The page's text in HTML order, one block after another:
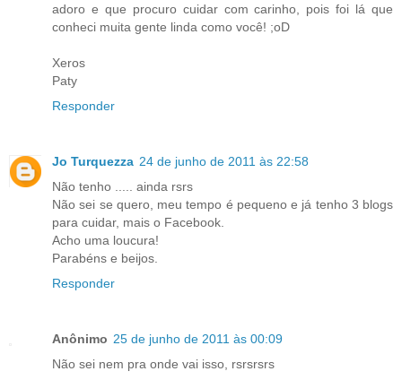
adoro e que procuro cuidar com carinho, pois foi lá que
conheci muita gente linda como você! ;oD
Xeros
Paty
Responder
Jo Turquezza 24 de junho de 2011 às 22:58
Não tenho ..... ainda rsrs
Não sei se quero, meu tempo é pequeno e já tenho 3 blogs
para cuidar, mais o Facebook.
Acho uma loucura!
Parabéns e beijos.
Responder
Anônimo 25 de junho de 2011 às 00:09
Não sei nem pra onde vai isso, rsrsrsrs